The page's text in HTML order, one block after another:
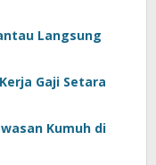
Langsung
Gaji Setara
Kumuh di